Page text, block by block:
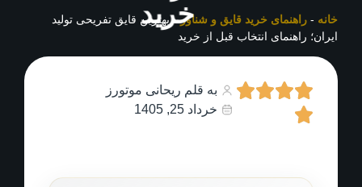
خانه - راهنمای خرید قایق و شناور-بهترین قایق تفریحی تولید
ایران؛ راهنمای انتخاب قبل از خرید
خرید
به قلم ریحانی موتورز
خرداد 25, 1405